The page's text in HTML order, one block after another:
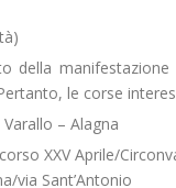
della
le corse
– Alagna
XXV Aprile/
via Sant’Antonio